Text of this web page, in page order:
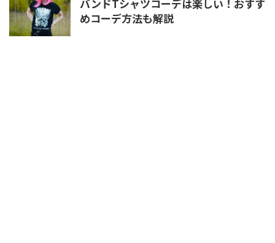
バンドTシャツコーデは楽しい！おすす
めコーデ方法も解説